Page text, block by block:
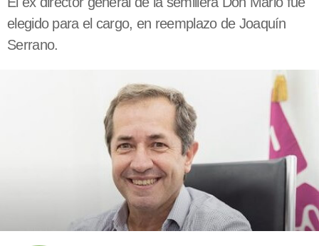
elegido para el cargo, en reemplazo de Joaquín
Serrano.